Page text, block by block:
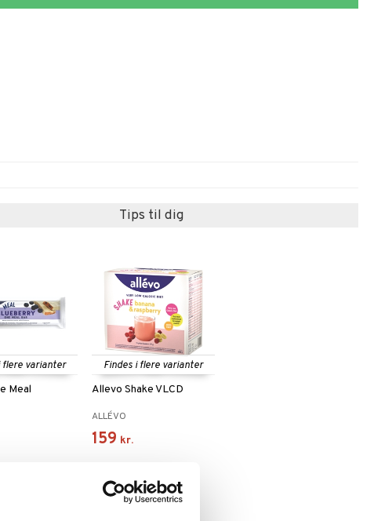
Tips til dig
flere varianter
Meal
Findes i flere varianter
Allevo Shake VLCD
ALLÉVO
159 kr.